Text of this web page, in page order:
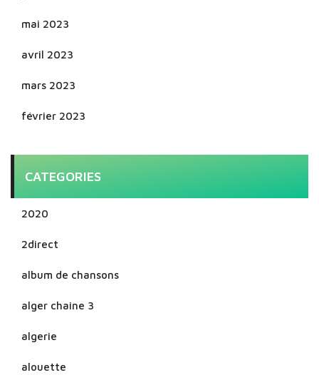
mai 2023
avril 2023
mars 2023
février 2023
CATEGORIES
2020
2direct
album de chansons
alger chaine 3
algerie
alouette